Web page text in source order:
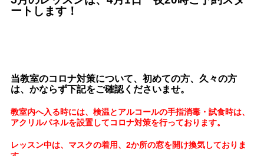
ートします！
当教室のコロナ対策について、初めての方、久々の方
は、かならず下記をご確認くださいませ。
教室内へ入る時には、検温とアルコールの手指消毒・試食時は、
アクリルパネルを設置してコロナ対策を行っております。
レッスン中は、マスクの着用、2か所の窓を開け換気しておりま